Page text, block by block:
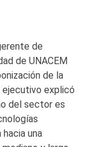
de
de UNACEM
de la
ejecutivo explicó
del sector es
una